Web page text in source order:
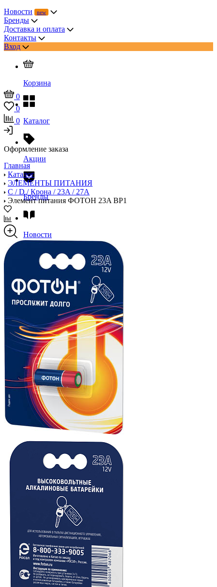
Новости
Бренды
Доставка и оплата
Контакты
Вход
Корзина
Каталог
Акции
Бренды
Новости
Помощь
Контакты
0
0
0
Оформление заказа
Главная
Каталог
ЭЛЕМЕНТЫ ПИТАНИЯ
C / D / Крона / 23A / 27A
Элемент питания ФОТОН 23A BP1